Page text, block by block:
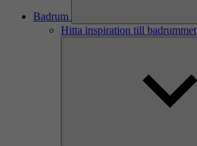
Badrum
Hitta inspiration till badrummet